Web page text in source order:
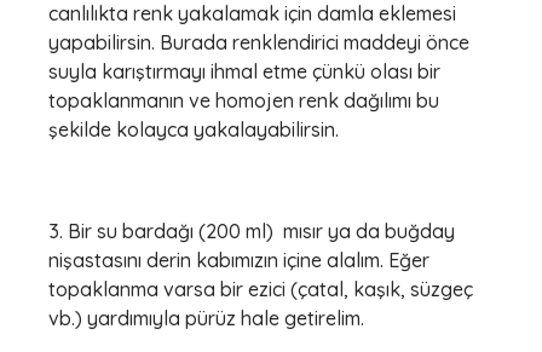
canlılıkta renk yakalamak için damla eklemesi
yapabilirsin. Burada renklendirici maddeyi önce
suyla karıştırmayı ihmal etme çünkü olası bir
topaklanmanın ve homojen renk dağılımı bu
şekilde kolayca yakalayabilirsin.
3. Bir su bardağı (200 ml) mısır ya da buğday
nişastasını derin kabımızın içine alalım. Eğer
topaklanma varsa bir ezici (çatal, kaşık, süzgeç
vb.) yardımıyla pürüz hale getirelim.